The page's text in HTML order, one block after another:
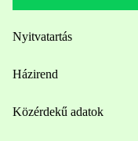
Nyitvatartás
Házirend
Közérdekű adatok